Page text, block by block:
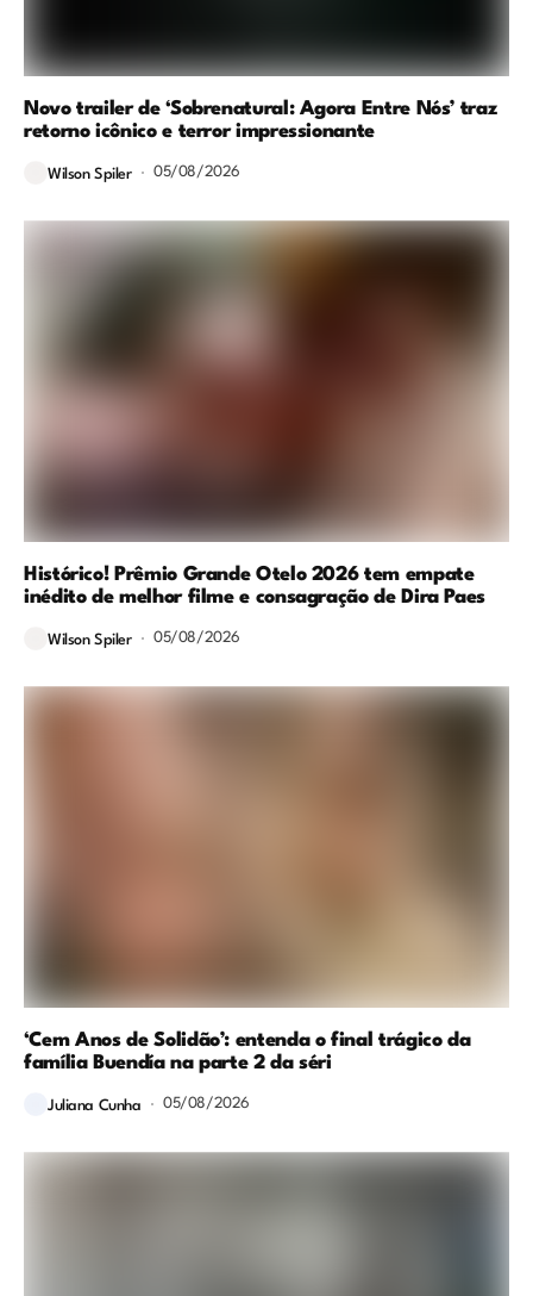
Novo trailer de ‘Sobrenatural: Agora Entre Nós’ traz
retorno icônico e terror impressionante
Wilson Spiler 05/08/2026
Histórico! Prêmio Grande Otelo 2026 tem empate
inédito de melhor filme e consagração de Dira Paes
Wilson Spiler 05/08/2026
‘Cem Anos de Solidão’: entenda o final trágico da
família Buendía na parte 2 da séri
Juliana Cunha 05/08/2026